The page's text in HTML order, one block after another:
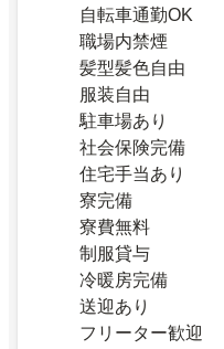
自転車通勤OK
職場内禁煙
髪型髪色自由
服装自由
駐車場あり
社会保険完備
住宅手当あり
寮完備
寮費無料
制服貸与
冷暖房完備
送迎あり
フリーター歓迎